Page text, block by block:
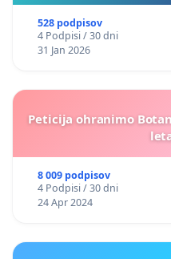
528 podpisov
4 Podpisi / 30 dni
31 Jan 2026
Peticija ohranimo
8 009 podpisov
4 Podpisi / 30 dni
24 Apr 2024